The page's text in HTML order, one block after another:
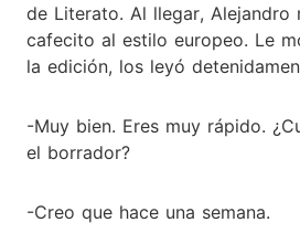
de Literato. Al llegar, Alejandro
cafecito al estilo europeo. Le
la edición, los leyó
-Muy bien. Eres muy rápido.
el borrador?
-Creo que hace una semana.